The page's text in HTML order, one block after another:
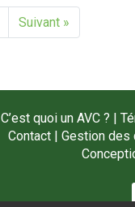
Suivant »
C’est quoi un AVC ? |
Contact | Gestion des